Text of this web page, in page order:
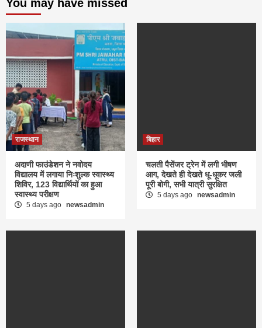
You may have missed
राजस्थान
अदाणी फाउंडेशन ने नवोदय
विद्यालय में लगाया निःशुल्क स्वास्थ्य
शिविर, 123 विद्यार्थियों का हुआ
स्वास्थ्य परीक्षण
5 days ago newsadmin
बिहार
चलती पैसेंजर ट्रेन में लगी भीषण
आग, देखते ही देखते धू-धूकर जली
पूरी बोगी, सभी यात्री सुरक्षित
5 days ago newsadmin